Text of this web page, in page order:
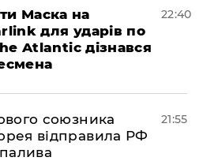
Маска на
для ударів по
Atlantic дізнався
22:40
союзника
відправила РФ
21:55